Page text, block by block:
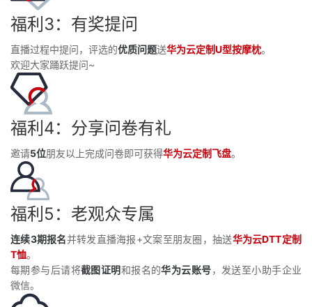
福利3：有奖提问
直播过程中提问，评选的优质问题送华为云定制U型按摩枕。
欢迎大家踊跃提问~
福利4：分享问卷有礼
邀请5位朋友以上完成问卷即可获得华为云定制飞盘。
福利5：老观众专属
连续3期报名并转发直播海报+文案至朋友圈，抽送华为云DTT定制
T恤。
每期参与后请将截图证明和报名的华为云账号，发送至小助手企业
微信。